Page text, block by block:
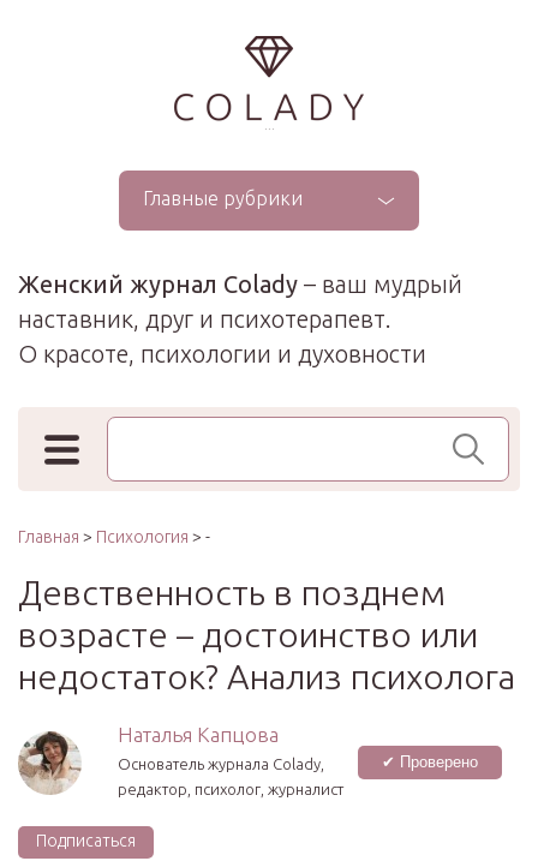
...
Главные рубрики
Женский журнал Colady – ваш мудрый
наставник, друг и психотерапевт.
О красоте, психологии и духовности
Поиск по сайту
Главная > Психология > -
Девственность в позднем
возрасте – достоинство или
недостаток? Анализ психолога
Наталья Капцова
Основатель журнала Colady,
редактор, психолог, журналист
✔ Проверено
Подписаться